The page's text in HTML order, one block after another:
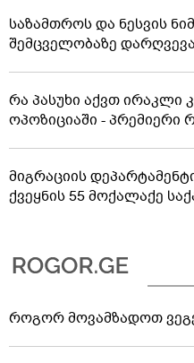
საზამთროს და ნესვის
შემცველობაზე
რა პასუხი აქვთ ირაკლი
ოპოზიციაში - პრემიერი
მიგრაციის
ქვეყნის 55 მოქალაქე
როგორ მოვამზადოთ